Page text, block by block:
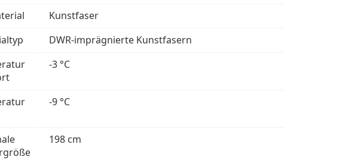
Kunstfaser
DWR-imprägnierte Kunstfasern
-3 °C
-9 °C
198 cm